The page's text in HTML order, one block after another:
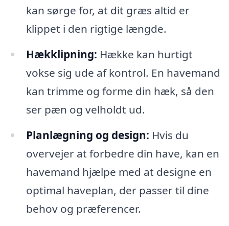
kan sørge for, at dit græs altid er
klippet i den rigtige længde.
Hækklipning: Hække kan hurtigt
vokse sig ude af kontrol. En havemand
kan trimme og forme din hæk, så den
ser pæn og velholdt ud.
Planlægning og design: Hvis du
overvejer at forbedre din have, kan en
havemand hjælpe med at designe en
optimal haveplan, der passer til dine
behov og præferencer.